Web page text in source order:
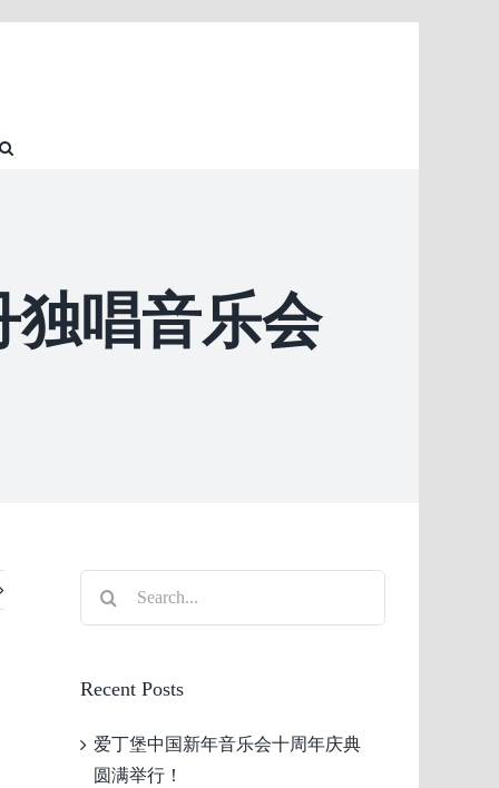
独唱音乐会
Recent Posts
爱丁堡中国新年音乐会十周年庆典
圆满举行！